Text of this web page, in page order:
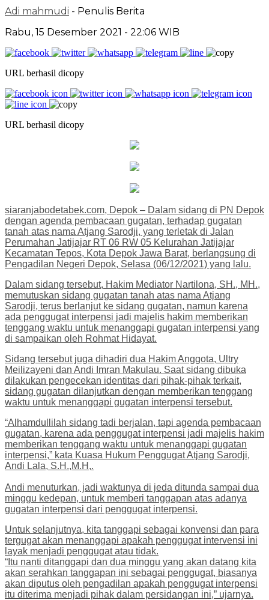
Adi mahmudi - Penulis Berita
Rabu, 15 Desember 2021 - 22:06 WIB
URL berhasil dicopy
URL berhasil dicopy
siaranjabodetabek.com, Depok – Dalam sidang di PN Depok
dengan agenda pembacaan gugatan, terhadap gugatan
tanah atas nama Atjang Sarodji, yang terletak di Jalan
Perumahan Jatijajar RT 06 RW 05 Kelurahan Jatijajar
Kecamatan Tepos, Kota Depok Jawa Barat, berlangsung di
Pengadilan Negeri Depok, Selasa (06/12/2021) yang lalu.
Dalam sidang tersebut, Hakim Mediator Nartilona, SH., MH.,
memutuskan sidang gugatan tanah atas nama Atjang
Sarodji, terus berlanjut ke sidang gugatan, namun karena
ada penggugat interpensi jadi majelis hakim memberikan
tenggang waktu untuk menanggapi gugatan interpensi yang
di sampaikan oleh Rohmat Hidayat.
Sidang tersebut juga dihadiri dua Hakim Anggota, Ultry
Meilizayeni dan Andi Imran Makulau. Saat sidang dibuka
dilakukan pengecekan identitas dari pihak-pihak terkait,
sidang gugatan dilanjutkan dengan memberikan tenggang
waktu untuk menanggapi gugatan interpensi tersebut.
“Alhamdullilah sidang tadi berjalan, tapi agenda pembacaan
gugatan, karena ada penggugat interpensi jadi majelis hakim
memberikan tenggang waktu untuk menanggapi gugatan
interpensi,” kata Kuasa Hukum Penggugat Atjang Sarodji,
Andi Lala, S.H.,M.H,.
Andi menuturkan, jadi waktunya di jeda ditunda sampai dua
minggu kedepan, untuk memberi tanggapan atas adanya
gugatan interpensi dari penggugat interpensi.
Untuk selanjutnya, kita tanggapi sebagai konvensi dan para
tergugat akan menanggapi apakah penggugat intervensi ini
layak menjadi penggugat atau tidak.
“Itu nanti ditanggapi dan dua minggu yang akan datang kita
akan serahkan tanggapan ini sebagai penggugat, biasanya
akan diputus oleh pengadilan apakah penggugat interpensi
itu diterima menjadi pihak dalam persidangan ini,” ujarnya.